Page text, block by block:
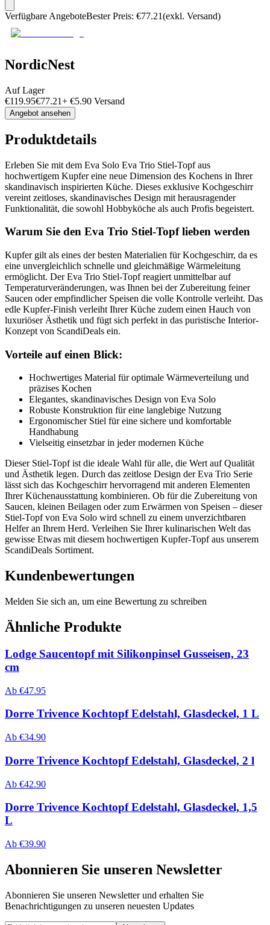
Verfügbare AngeboteBester Preis: €77.21(exkl. Versand)
NordicNest
Auf Lager
€119.95€77.21+ €5.90 Versand
Angebot ansehen
Produktdetails
Erleben Sie mit dem Eva Solo Eva Trio Stiel-Topf aus
hochwertigem Kupfer eine neue Dimension des Kochens in Ihrer
skandinavisch inspirierten Küche. Dieses exklusive Kochgeschirr
vereint zeitloses, skandinavisches Design mit herausragender
Funktionalität, die sowohl Hobbyköche als auch Profis begeistert.
Warum Sie den Eva Trio Stiel-Topf lieben werden
Kupfer gilt als eines der besten Materialien für Kochgeschirr, da es
eine unvergleichlich schnelle und gleichmäßige Wärmeleitung
ermöglicht. Der Eva Trio Stiel-Topf reagiert unmittelbar auf
Temperaturveränderungen, was Ihnen bei der Zubereitung feiner
Saucen oder empfindlicher Speisen die volle Kontrolle verleiht. Das
edle Kupfer-Finish verleiht Ihrer Küche zudem einen Hauch von
luxuriöser Ästhetik und fügt sich perfekt in das puristische Interior-
Konzept von ScandiDeals ein.
Vorteile auf einen Blick:
Hochwertiges Material für optimale Wärmeverteilung und
präzises Kochen
Elegantes, skandinavisches Design von Eva Solo
Robuste Konstruktion für eine langlebige Nutzung
Ergonomischer Stiel für eine sichere und komfortable
Handhabung
Vielseitig einsetzbar in jeder modernen Küche
Dieser Stiel-Topf ist die ideale Wahl für alle, die Wert auf Qualität
und Ästhetik legen. Durch das zeitlose Design der Eva Trio Serie
lässt sich das Kochgeschirr hervorragend mit anderen Elementen
Ihrer Küchenausstattung kombinieren. Ob für die Zubereitung von
Saucen, kleinen Beilagen oder zum Erwärmen von Speisen – dieser
Stiel-Topf von Eva Solo wird schnell zu einem unverzichtbaren
Helfer an Ihrem Herd. Verleihen Sie Ihrer kulinarischen Welt das
gewisse Etwas mit diesem hochwertigen Kupfer-Topf aus unserem
ScandiDeals Sortiment.
Kundenbewertungen
Melden Sie sich an, um eine Bewertung zu schreiben
Ähnliche Produkte
Lodge Saucentopf mit Silikonpinsel Gusseisen, 23
cm
Ab €47.95
Dorre Trivence Kochtopf Edelstahl, Glasdeckel, 1 L
Ab €34.90
Dorre Trivence Kochtopf Edelstahl, Glasdeckel, 2 l
Ab €42.90
Dorre Trivence Kochtopf Edelstahl, Glasdeckel, 1,5
L
Ab €39.90
Abonnieren Sie unseren Newsletter
Abonnieren Sie unseren Newsletter und erhalten Sie
Benachrichtigungen zu unseren neuesten Updates